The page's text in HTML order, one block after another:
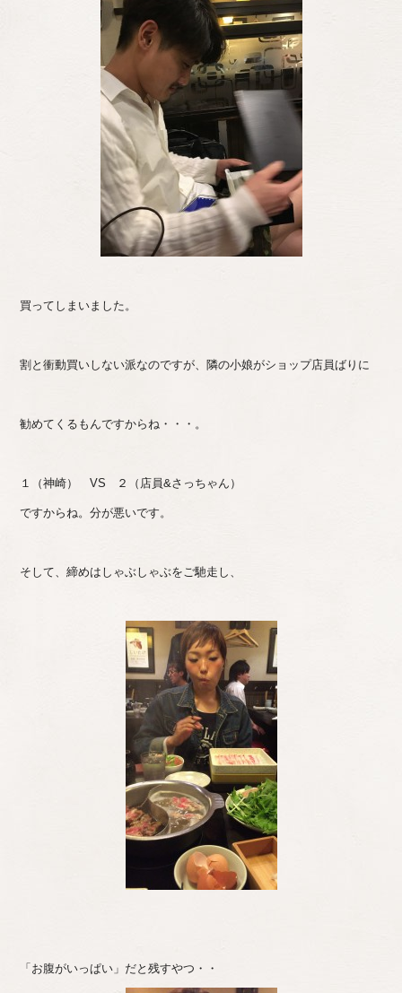
買ってしまいました。
割と衝動買いしない派なのですが、隣の小娘がショップ店員ばりに
勧めてくるもんですからね・・・。
１（神崎） VS ２（店員&さっちゃん）
ですからね。分が悪いです。
そして、締めはしゃぶしゃぶをご馳走し、
「お腹がいっぱい」だと残すやつ・・